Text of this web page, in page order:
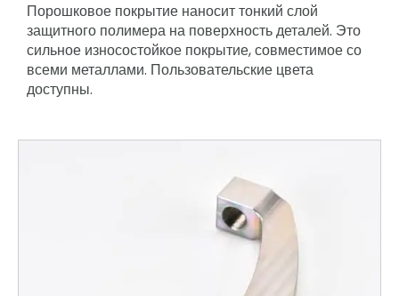
Порошковое покрытие наносит тонкий слой
защитного полимера на поверхность деталей. Это
сильное износостойкое покрытие, совместимое со
всеми металлами. Пользовательские цвета
доступны.